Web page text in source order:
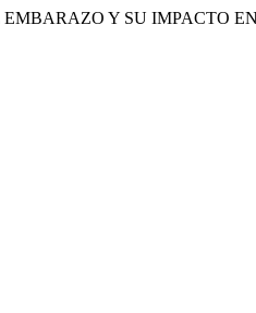
Y SU IMPACTO